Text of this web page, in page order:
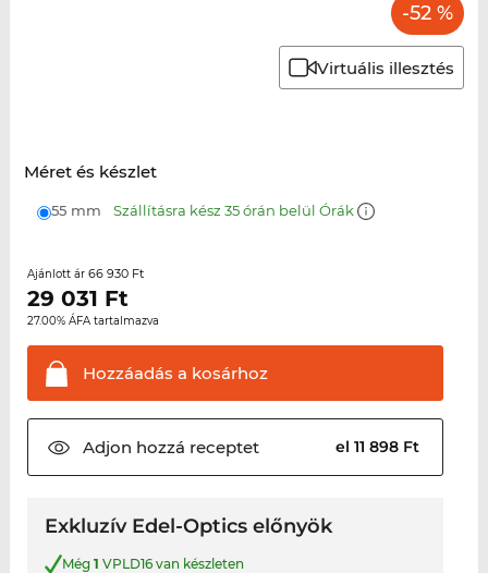
-52 %
Virtuális illesztés
Méret és készlet
55 mm Szállításra kész 35 órán belül Órák
Ajánlott ár 66 930 Ft
29 031 Ft
27.00% ÁFA tartalmazva
Hozzáadás a kosárhoz
Adjon hozzá receptet el 11 898 Ft
Exkluzív Edel-Optics előnyök
Még 1 VPLD16 van készleten